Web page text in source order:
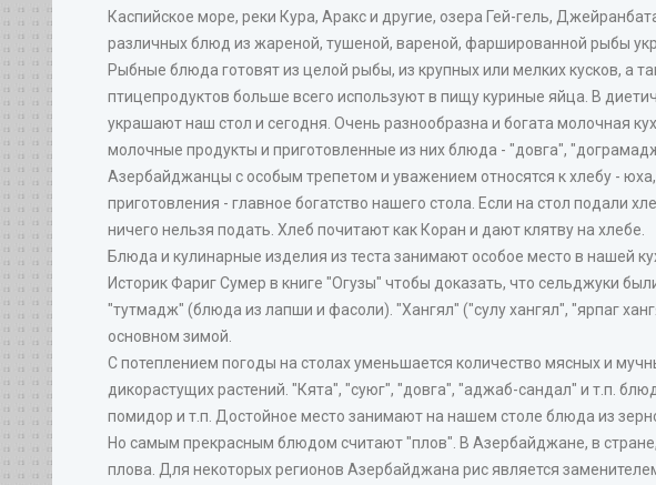
Каспийское море, реки Кура, Аракс и другие, озера Гей-гель,
различных блюд из жареной, тушеной, вареной, фаршированной рыбы
Рыбные блюда готовят из целой рыбы, из крупных или мелких кусков, а
птицепродуктов больше всего используют в пищу куриные яйца. В
украшают наш стол и сегодня. Очень разнообразна и богата молочная
молочные продукты и приготовленные из них блюда - "довга",
Азербайджанцы с особым трепетом и уважением относятся к хлебу -
приготовления - главное богатство нашего стола. Если на стол подали
ничего нельзя подать. Хлеб почитают как Коран и дают клятву на хлебе.
Блюда и кулинарные изделия из теста занимают особое место в нашей
Историк Фариг Сумер в книге "Огузы" чтобы доказать, что сельджуки
"тутмадж" (блюда из лапши и фасоли). "Хангял" ("сулу хангял", "ярпаг
основном зимой.
С потеплением погоды на столах уменьшается количество мясных и
дикорастущих растений. "Кята", "суюг", "довга", "аджаб-сандал" и т.п.
помидор и т.п. Достойное место занимают на нашем столе блюда из
Но самым прекрасным блюдом считают "плов". В Азербайджане, в
плова. Для некоторых регионов Азербайджана рис является